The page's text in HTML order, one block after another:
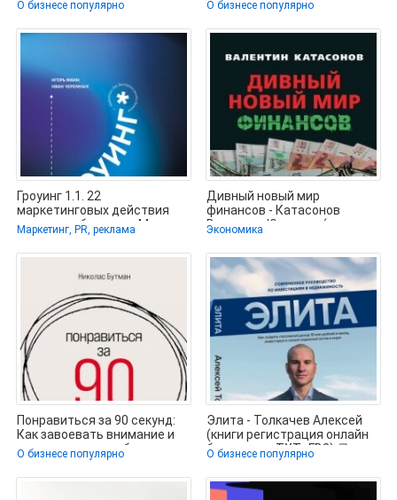
О бизнесе популярно
от Екатерины
О бизнесе популярно
Гроуинг 1.1. 22
маркетинговых действия
для роста бизнеса - Манн
Игорь
Маркетинг, PR, реклама
Дивный новый мир
финансов - Катасонов
Валентин Юрьевич (читать
Экономика
Понравиться за 90 секунд:
Как завоевать внимание и
расположить к себе -
О бизнесе популярно
Элита - Толкачев Алексей
(книги регистрация онлайн
бесплатно .TXT, .FB2) 📗
О бизнесе популярно